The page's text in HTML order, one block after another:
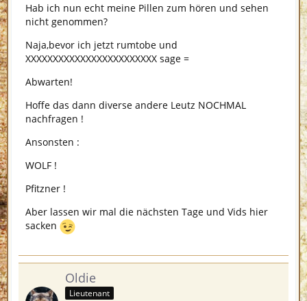
Hab ich nun echt meine Pillen zum hören und sehen
nicht genommen?
Naja,bevor ich jetzt rumtobe und
XXXXXXXXXXXXXXXXXXXXXXXX sage =
Abwarten!
Hoffe das dann diverse andere Leutz NOCHMAL
nachfragen !
Ansonsten :
WOLF !
Pfitzner !
Aber lassen wir mal die nächsten Tage und Vids hier
sacken
Oldie
Lieutenant